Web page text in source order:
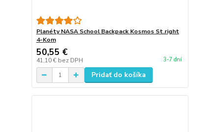
Planéty NASA School Backpack Kosmos St.right
4-Kom
50,55 €
41,10 € bez DPH 3-7 dní
Pridať do košíka